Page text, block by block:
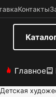
Контакты
Главное
Детская